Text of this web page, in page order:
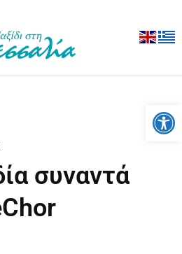
συναντά